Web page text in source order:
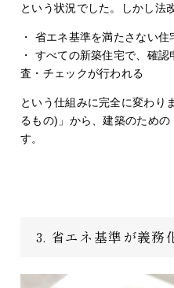
という状況でした。しかし法
・ 省エネ基準を満たさない
・ すべての新築住宅で、確
査・チェックが行われる
という仕組みに完全に変わり
るもの)」から、建築のため
す。
3. 省エネ基準が義務